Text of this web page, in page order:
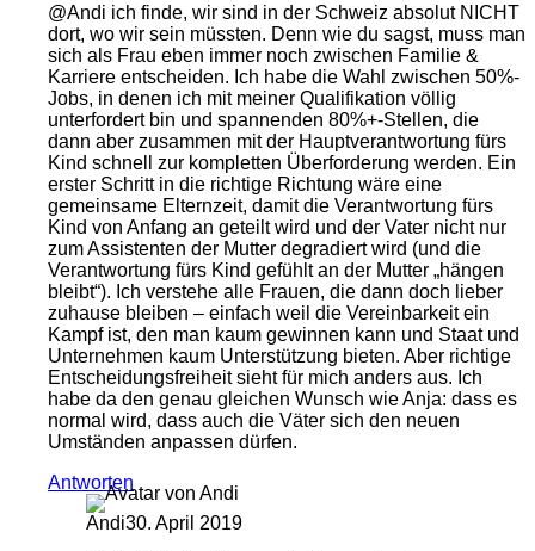
@Andi ich finde, wir sind in der Schweiz absolut NICHT
dort, wo wir sein müssten. Denn wie du sagst, muss man
sich als Frau eben immer noch zwischen Familie &
Karriere entscheiden. Ich habe die Wahl zwischen 50%-
Jobs, in denen ich mit meiner Qualifikation völlig
unterfordert bin und spannenden 80%+-Stellen, die
dann aber zusammen mit der Hauptverantwortung fürs
Kind schnell zur kompletten Überforderung werden. Ein
erster Schritt in die richtige Richtung wäre eine
gemeinsame Elternzeit, damit die Verantwortung fürs
Kind von Anfang an geteilt wird und der Vater nicht nur
zum Assistenten der Mutter degradiert wird (und die
Verantwortung fürs Kind gefühlt an der Mutter „hängen
bleibt“). Ich verstehe alle Frauen, die dann doch lieber
zuhause bleiben – einfach weil die Vereinbarkeit ein
Kampf ist, den man kaum gewinnen kann und Staat und
Unternehmen kaum Unterstützung bieten. Aber richtige
Entscheidungsfreiheit sieht für mich anders aus. Ich
habe da den genau gleichen Wunsch wie Anja: dass es
normal wird, dass auch die Väter sich den neuen
Umständen anpassen dürfen.
Antworten
Andi30. April 2019